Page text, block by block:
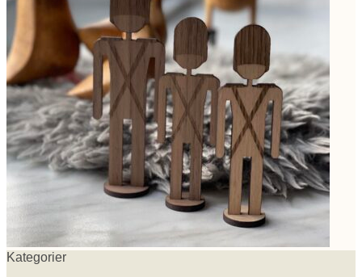
Kategorier